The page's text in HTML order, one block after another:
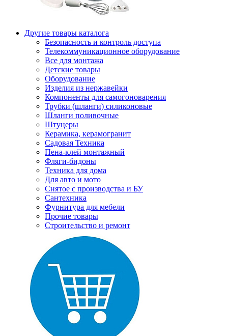
Другие товары каталога
Безопасность и контроль доступа
Телекоммуникационное оборудование
Все для монтажа
Детские товары
Оборудование
Изделия из нержавейки
Компоненты для самогоноварения
Трубки (шланги) силиконовые
Шланги поливочные
Штуцеры
Керамика, керамогранит
Садовая Техника
Пена-клей монтажный
Фляги-бидоны
Техника для дома
Для авто и мото
Снятое с производства и БУ
Сантехника
Фурнитура для мебели
Прочие товары
Строительство и ремонт